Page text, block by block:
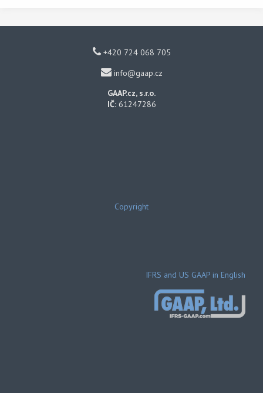
+420 724 068 705
info@gaap.cz
GAAP.cz, s.r.o.
IČ: 61247286
Copyright
IFRS and US GAAP in English